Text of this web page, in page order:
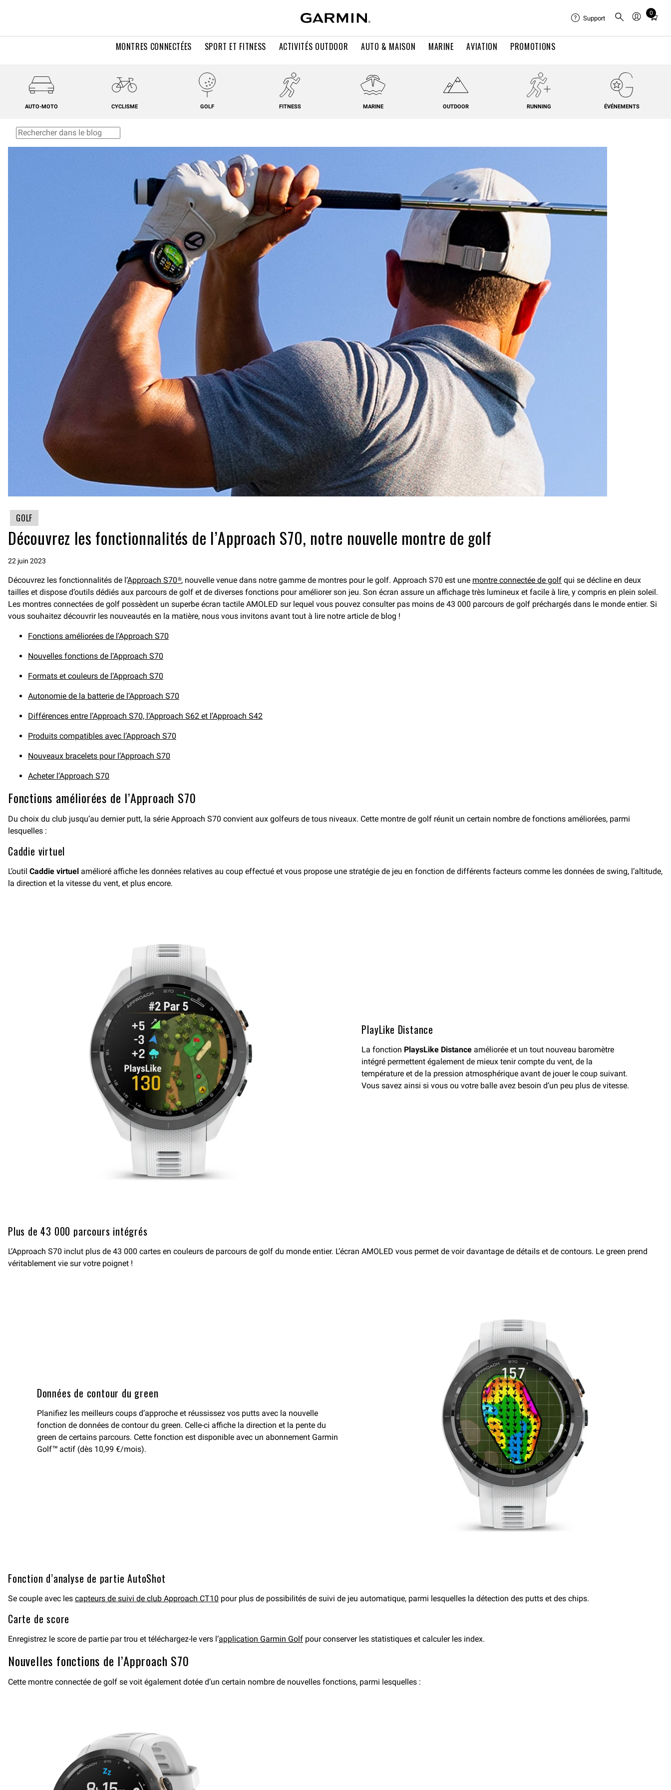
MONTRES CONNECTÉES SPORT ET FITNESS ACTIVITÉS OUTDOOR AUTO & MAISON MARINE AVIATION PROMOTIONS
Support
0
Total
in
AUTO-MOTO CYCLISME GOLF FITNESS MARINE OUTDOOR RUNNING ÉVÉNEMENTS
GOLF
Découvrez les fonctionnalités de l’Approach S70, notre nouvelle montre de golf
22 juin 2023
Découvrez les fonctionnalités de l’Approach S70®, nouvelle venue dans notre gamme de montres pour le golf. Approach S70 est une montre connectée de golf qui se décline en deux
tailles et dispose d’outils dédiés aux parcours de golf et de diverses fonctions pour améliorer son jeu. Son écran assure un affichage très lumineux et facile à lire, y compris en plein soleil.
Les montres connectées de golf possèdent un superbe écran tactile AMOLED sur lequel vous pouvez consulter pas moins de 43 000 parcours de golf préchargés dans le monde entier. Si
vous souhaitez découvrir les nouveautés en la matière, nous vous invitons avant tout à lire notre article de blog !
Fonctions améliorées de l’Approach S70
Nouvelles fonctions de l’Approach S70
Formats et couleurs de l’Approach S70
Autonomie de la batterie de l’Approach S70
Différences entre l’Approach S70, l’Approach S62 et l’Approach S42
Produits compatibles avec l’Approach S70
Nouveaux bracelets pour l’Approach S70
Acheter l’Approach S70
Fonctions améliorées de l’Approach S70
Du choix du club jusqu’au dernier putt, la série Approach S70 convient aux golfeurs de tous niveaux. Cette montre de golf réunit un certain nombre de fonctions améliorées, parmi
lesquelles :
Caddie virtuel
L’outil Caddie virtuel amélioré affiche les données relatives au coup effectué et vous propose une stratégie de jeu en fonction de différents facteurs comme les données de swing, l’altitude,
la direction et la vitesse du vent, et plus encore.
PlayLike Distance
La fonction PlaysLike Distance améliorée et un tout nouveau baromètre
intégré permettent également de mieux tenir compte du vent, de la
température et de la pression atmosphérique avant de jouer le coup suivant.
Vous savez ainsi si vous ou votre balle avez besoin d’un peu plus de vitesse.
Plus de 43 000 parcours intégrés
L’Approach S70 inclut plus de 43 000 cartes en couleurs de parcours de golf du monde entier. L’écran AMOLED vous permet de voir davantage de détails et de contours. Le green prend
véritablement vie sur votre poignet !
Données de contour du green
Planifiez les meilleurs coups d’approche et réussissez vos putts avec la nouvelle
fonction de données de contour du green. Celle-ci affiche la direction et la pente du
green de certains parcours. Cette fonction est disponible avec un abonnement Garmin
Golf™ actif (dès 10,99 €/mois).
Fonction d’analyse de partie AutoShot
Se couple avec les capteurs de suivi de club Approach CT10 pour plus de possibilités de suivi de jeu automatique, parmi lesquelles la détection des putts et des chips.
Carte de score
Enregistrez le score de partie par trou et téléchargez-le vers l’application Garmin Golf pour conserver les statistiques et calculer les index.
Nouvelles fonctions de l’Approach S70
Cette montre connectée de golf se voit également dotée d’un certain nombre de nouvelles fonctions, parmi lesquelles :